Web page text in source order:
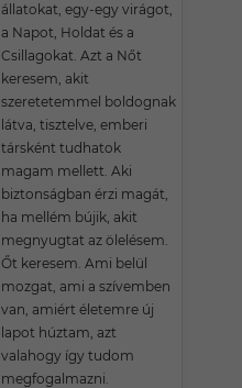
állatokat, egy-egy virágot,
a Napot, Holdat és a
Csillagokat. Azt a Nőt
keresem, akit
szeretetemmel boldognak
látva, tisztelve, emberi
társként tudhatok
magam mellett. Aki
biztonságban érzi magát,
ha mellém bújik, akit
megnyugtat az ölelésem.
Őt keresem. Ami belül
mozgat, ami a szívemben
van, amiért életemre új
lapot húztam, azt
valahogy így tudom
megfogalmazni.